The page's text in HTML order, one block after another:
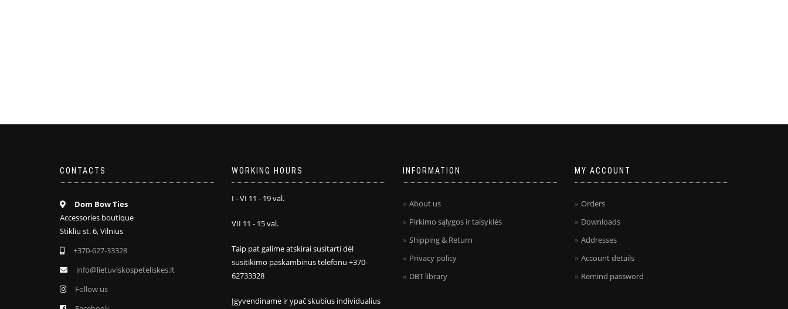
CONTACTS
Dom Bow Ties
Accessories boutique
Stikliu st. 6, Vilnius
+370-627-33328
info@lietuviskospeteliskes.lt
Follow us
WORKING HOURS
I - VI 11 - 19 val.
VII 11 - 15 val.
Taip pat galime atskirai susitarti dėl
susitikimo paskambinus telefonu +370-
62733328
Įgyvendiname ir ypač skubius individualius
INFORMATION
About us
Pirkimo sąlygos ir taisyklės
Shipping & Return
Privacy policy
DBT library
MY ACCOUNT
Orders
Downloads
Addresses
Account details
Remind password